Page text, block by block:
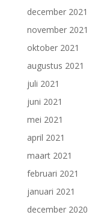
december 2021
november 2021
oktober 2021
augustus 2021
juli 2021
juni 2021
mei 2021
april 2021
maart 2021
februari 2021
januari 2021
december 2020